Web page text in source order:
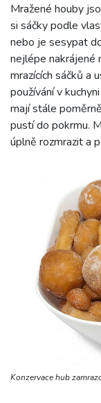
Mražené houby
si sáčky podle
nebo je sesypat
nejlépe nakrájené
mrazících sáčků a
používání v
mají stále
pustí do pokrmu.
úplně rozmrazit a
Konzervace hub